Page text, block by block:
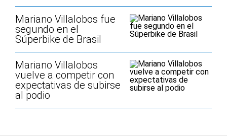
Mariano Villalobos fue
segundo en el
Súperbike de Brasil
Mariano Villalobos
vuelve a competir con
expectativas de subirse
al podio